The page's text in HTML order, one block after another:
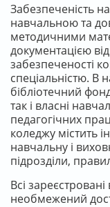
Забезпеченість
навчальною та
методичними
документацією
забезпеченості
спеціальністю. В
бібліотечний
так і власні
педагогічних
коледжу містить
навчальну і
підрозділи,
Всі
необмежений